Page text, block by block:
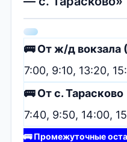
🚌 От ж/д вокзала
7:00, 9:10, 13:20,
🚌 От с. Тарасково
7:40, 9:50, 14:00,
🚌 Промежуточные